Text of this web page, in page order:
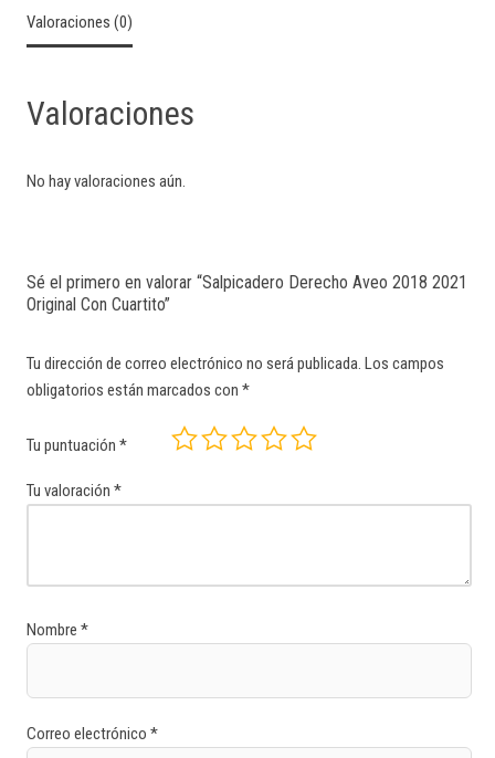
Valoraciones (0)
Valoraciones
No hay valoraciones aún.
Sé el primero en valorar “Salpicadero Derecho Aveo 2018 2021
Original Con Cuartito”
Tu dirección de correo electrónico no será publicada. Los campos
obligatorios están marcados con *
Tu puntuación *
Tu valoración *
Nombre *
Correo electrónico *